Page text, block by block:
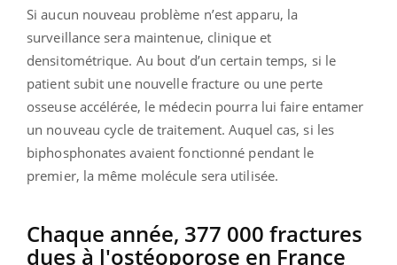
Si aucun nouveau problème n’est apparu, la
surveillance sera maintenue, clinique et
densitométrique. Au bout d’un certain temps, si le
patient subit une nouvelle fracture ou une perte
osseuse accélérée, le médecin pourra lui faire entamer
un nouveau cycle de traitement. Auquel cas, si les
biphosphonates avaient fonctionné pendant le
premier, la même molécule sera utilisée.
Chaque année, 377 000 fractures
dues à l'ostéoporose en France